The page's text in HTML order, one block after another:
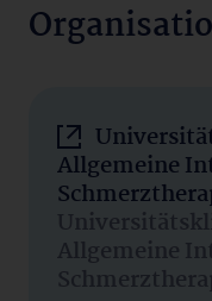
Allgemeine
Allgemeine